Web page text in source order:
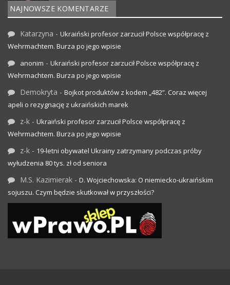
NAJNOWSZE KOMENTARZE
Katarzyna - Ukraiński profesor zarzucił Polsce współpracę z
Wehrmachtem. Burza po jego wpisie
anonim - Ukraiński profesor zarzucił Polsce współpracę z
Wehrmachtem. Burza po jego wpisie
Demokryta - Bojkot produktów z kodem „482”. Coraz więcej
apeli o rezygnację z ukraińskich marek
z-k - Ukraiński profesor zarzucił Polsce współpracę z
Wehrmachtem. Burza po jego wpisie
z-k - 19-letni obywatel Ukrainy zatrzymany podczas próby
wyłudzenia 80 tys. zł od seniora
M.S. Kazimierak - D. Wojciechowska: O niemiecko-ukraińskim
sojuszu. Czym będzie skutkował w przyszłości?